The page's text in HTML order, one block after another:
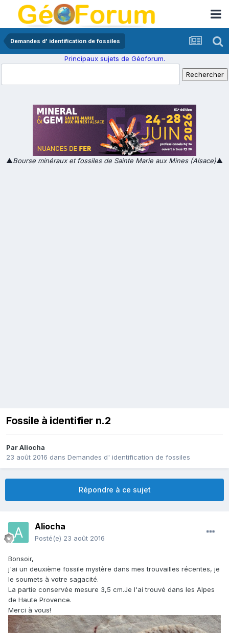
Demandes d' identification de fossiles
Principaux sujets de Géoforum.
▲Bourse minéraux et fossiles de Sainte Marie aux Mines (Alsace)▲
Fossile à identifier n.2
ParAliocha
23 août 2016 dans Demandes d' identification de fossiles
Répondre à ce sujet
Aliocha
Posté(e) 23 août 2016
Bonsoir,
j'ai un deuxième fossile mystère dans mes trouvailles récentes, je
le soumets à votre sagacité.
La partie conservée mesure 3,5 cm.Je l'ai trouvé dans les Alpes
de Haute Provence.
Merci à vous!